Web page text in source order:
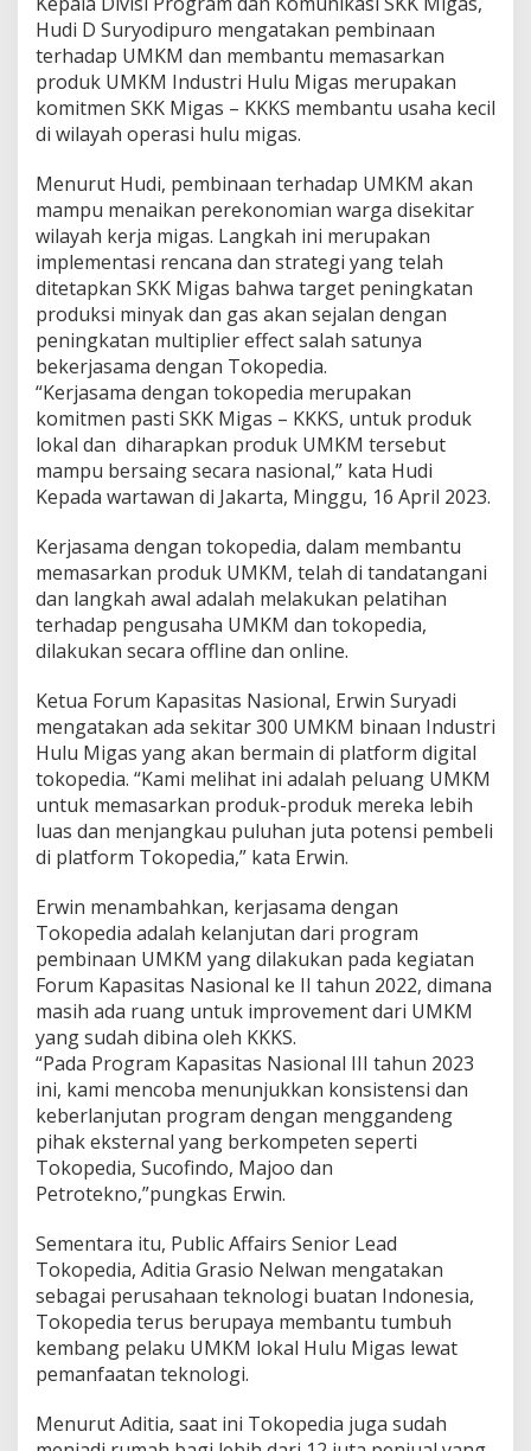
u
s
t
i
H
u
u
i
g
a
s
Hudi D Suryodipuro mengatakan pembinaan
terhadap UMKM dan membantu memasarkan
produk UMKM Industri Hulu Migas merupakan
komitmen SKK Migas – KKKS membantu usaha kecil
di wilayah operasi hulu migas.
Menurut Hudi, pembinaan terhadap UMKM akan
mampu menaikan perekonomian warga disekitar
wilayah kerja migas. Langkah ini merupakan
implementasi rencana dan strategi yang telah
ditetapkan SKK Migas bahwa target peningkatan
produksi minyak dan gas akan sejalan dengan
peningkatan multiplier effect salah satunya
bekerjasama dengan Tokopedia.
“Kerjasama dengan tokopedia merupakan
komitmen pasti SKK Migas – KKKS, untuk produk
lokal dan diharapkan produk UMKM tersebut
mampu bersaing secara nasional,” kata Hudi
Kepada wartawan di Jakarta, Minggu, 16 April 2023.
Kerjasama dengan tokopedia, dalam membantu
memasarkan produk UMKM, telah di tandatangani
dan langkah awal adalah melakukan pelatihan
terhadap pengusaha UMKM dan tokopedia,
dilakukan secara offline dan online.
Ketua Forum Kapasitas Nasional, Erwin Suryadi
mengatakan ada sekitar 300 UMKM binaan Industri
Hulu Migas yang akan bermain di platform digital
tokopedia. “Kami melihat ini adalah peluang UMKM
untuk memasarkan produk-produk mereka lebih
luas dan menjangkau puluhan juta potensi pembeli
di platform Tokopedia,” kata Erwin.
Erwin menambahkan, kerjasama dengan
Tokopedia adalah kelanjutan dari program
pembinaan UMKM yang dilakukan pada kegiatan
Forum Kapasitas Nasional ke II tahun 2022, dimana
masih ada ruang untuk improvement dari UMKM
yang sudah dibina oleh KKKS.
“Pada Program Kapasitas Nasional III tahun 2023
ini, kami mencoba menunjukkan konsistensi dan
keberlanjutan program dengan menggandeng
pihak eksternal yang berkompeten seperti
Tokopedia, Sucofindo, Majoo dan
Petrotekno,”pungkas Erwin.
Sementara itu, Public Affairs Senior Lead
Tokopedia, Aditia Grasio Nelwan mengatakan
sebagai perusahaan teknologi buatan Indonesia,
Tokopedia terus berupaya membantu tumbuh
kembang pelaku UMKM lokal Hulu Migas lewat
pemanfaatan teknologi.
Menurut Aditia, saat ini Tokopedia juga sudah